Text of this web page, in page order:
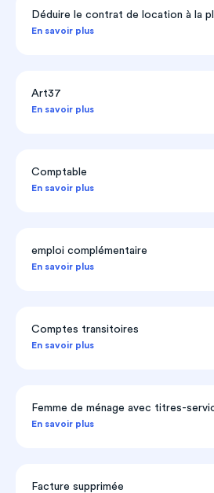
Déduire le contrat de location à la
En savoir plus
Art37
En savoir plus
Comptable
En savoir plus
emploi complémentaire
En savoir plus
Comptes transitoires
En savoir plus
Femme de ménage avec titres-
En savoir plus
Facture supprimée